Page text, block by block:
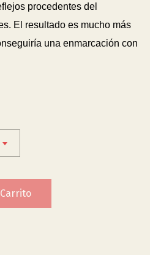
procedentes del
El resultado es mucho más
una enmarcación con